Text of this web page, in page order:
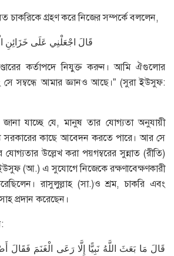
চাকরিকে গ্রহণ করে নিজের সম্পর্কে বললেন,
قَالَ اجْعَلْنِي عَلَى خَزَائِنِ
কর্তাপদে নিযুক্ত করুন। আমি ঐগুলোর
সে সম্বন্ধে আমার জ্ঞানও আছে।” (সুরা ইউসুফ:
যাচ্ছে যে, মানুষ তার যোগ্যতা অনুযায়ী
সরকারের কাছে আবেদন করতে পারে। আর সে
উল্লেখ করা পয়গম্বরের সুন্নাত (রীতি)
(আ.) এ সুযোগে নিজেকে রক্ষণাবেক্ষণকারী
রাসুলুল্লাহ (সা.)ও শ্রম, চাকরি এবং
প্রদান করেছেন।
قَالَ مَا بَعَثَ اللَّهُ نَبِيًّا إِلَّا رَعَى الْغَنَمَ فَقَالَ